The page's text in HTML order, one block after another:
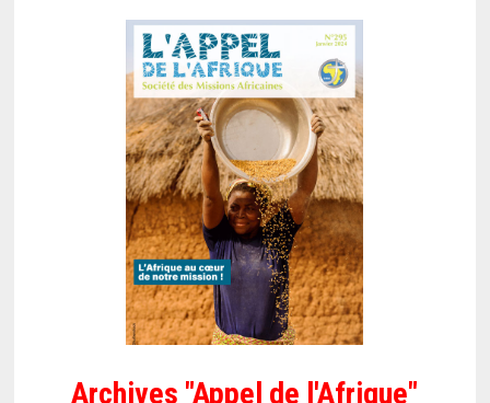
Archives "Appel de l'Afrique"